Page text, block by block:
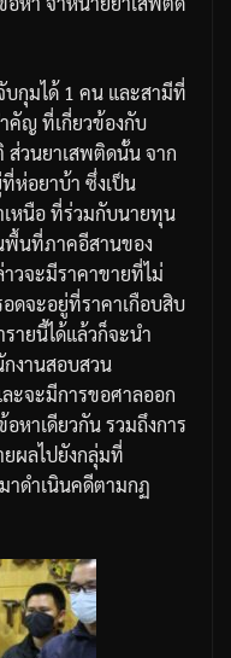
กุมได้ 1 คน และสามีที่
คัญ ที่เกี่ยวข้องกับ
ส่วนยาเสพติดนั้นจาก
ห่อยาบ้า ซึ่งเป็น
หนือที่ร่วมกับนายทุน
พื้นที่ภาคอีสานของ
วจะมีราคาขายที่ไม่
ดจะอยู่ที่ราคาเกือบสิบ
ายนี้ได้แล้วก็จะนำ
งานสอบสวน
ะจะมีการขอศาลออก
อหาเดียวกันรวมถึงการ
ผลไปยังกลุ่มที่
าดำเนินคดีตามกฏ